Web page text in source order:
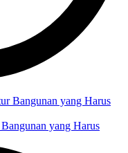
yang Harus